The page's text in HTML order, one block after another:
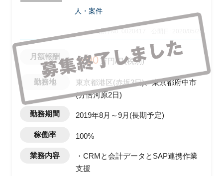
人・案件
案件No. 0020417 公開日: 2020/05/20
月額報酬 〜90万円/月(税別)
勤務地
東京都港区(赤坂3日)、東京都府中市
(分倍河原2日)
勤務期間 2019年8月～9月(長期予定)
稼働率 100%
業務内容
・CRMと会計データとSAP連携作業
支援